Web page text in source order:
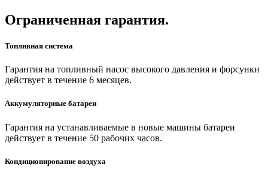
Ограниченная гарантия.
Топливная система
Гарантия на топливный насос высокого давления и форсунки
действует в течение 6 месяцев.
Аккумуляторные батареи
Гарантия на устанавливаемые в новые машины батареи
действует в течение 50 рабочих часов.
Кондиционирование воздуха